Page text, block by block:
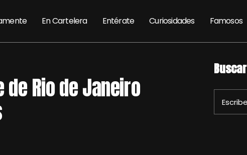
En Cartelera Entérate Curiosidades Famosos
de Rio de Janeiro
Buscar